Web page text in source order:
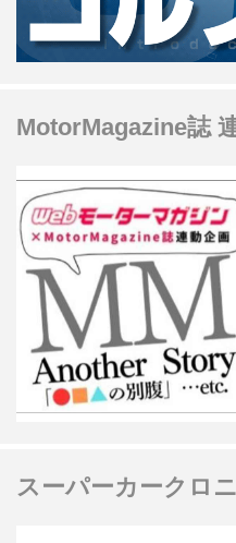
MotorMagazine誌
スーパーカークロ